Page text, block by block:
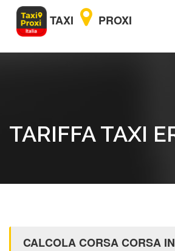
TAXI PROXI
TARIFFA TAXI
CALCOLA CORSA CORSA